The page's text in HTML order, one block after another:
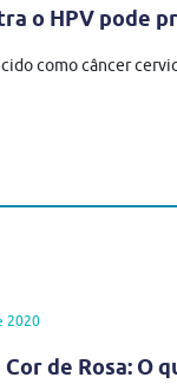
o HPV pode
como câncer
2020
de Rosa: O